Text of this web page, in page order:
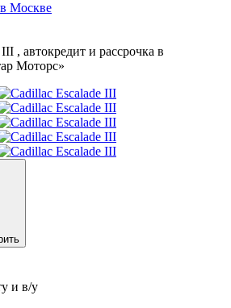
Москве
, автокредит и рассрочка в
Моторс»
и в/у